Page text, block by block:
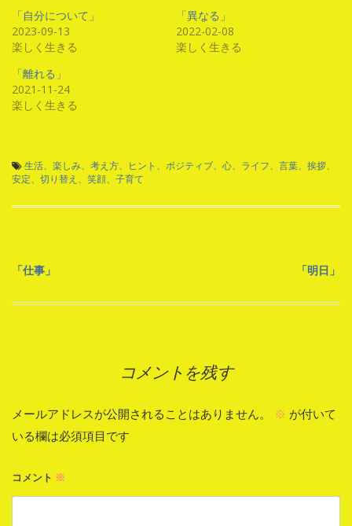
「自分について」
2023-09-13
楽しく生きる
「異なる」
2022-02-08
楽しく生きる
「離れる」
2021-11-24
楽しく生きる
生活、楽しみ、考え方、ヒント、ポジティブ、心、ライフ、言葉、挨拶、
安定、切り替え、笑顔、子育て
投
稿
ゲ
ー
シ
ョ
「仕事」 「明日」
コメントを残す
メールアドレスが公開されることはありません。 ※ が付いて
いる欄は必須項目です
コメント ※